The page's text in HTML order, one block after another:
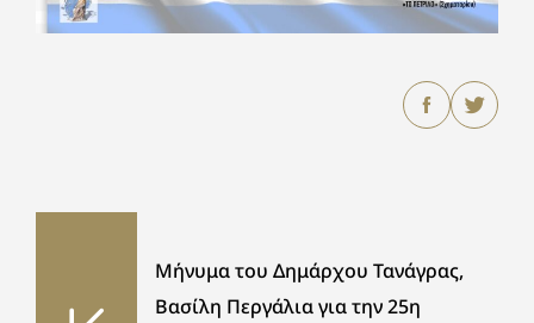
Μήνυμα του Δημάρχου Τανάγρας,
Βασίλη Περγάλια για την 25η